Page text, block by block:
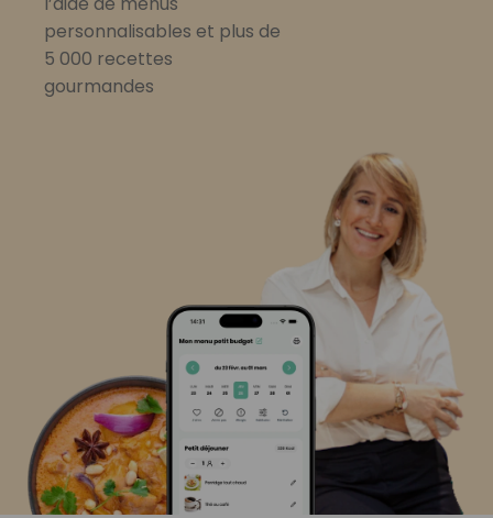
personnalisables et plus de
5 000 recettes
gourmandes